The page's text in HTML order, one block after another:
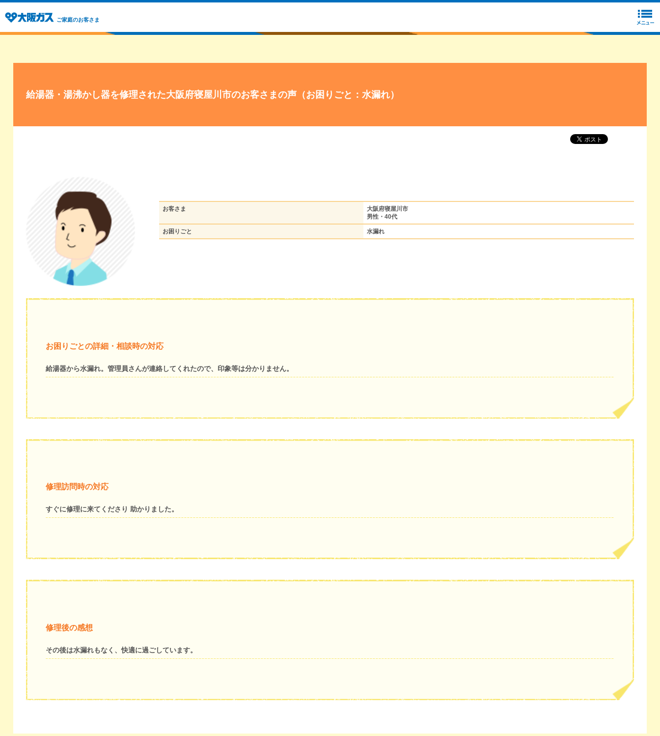
ご家庭のお客さま
給湯器・湯沸かし器を修理された大阪府寝屋川市のお客さまの声（お困りごと：水漏れ）
お客さま
大阪府寝屋川市
男性・40代
お困りごと 水漏れ
お困りごとの詳細・相談時の対応
給湯器から水漏れ。管理員さんが連絡してくれたので、印象等は分かりません。
修理訪問時の対応
すぐに修理に来てくださり 助かりました。
修理後の感想
その後は水漏れもなく、快適に過ごしています。